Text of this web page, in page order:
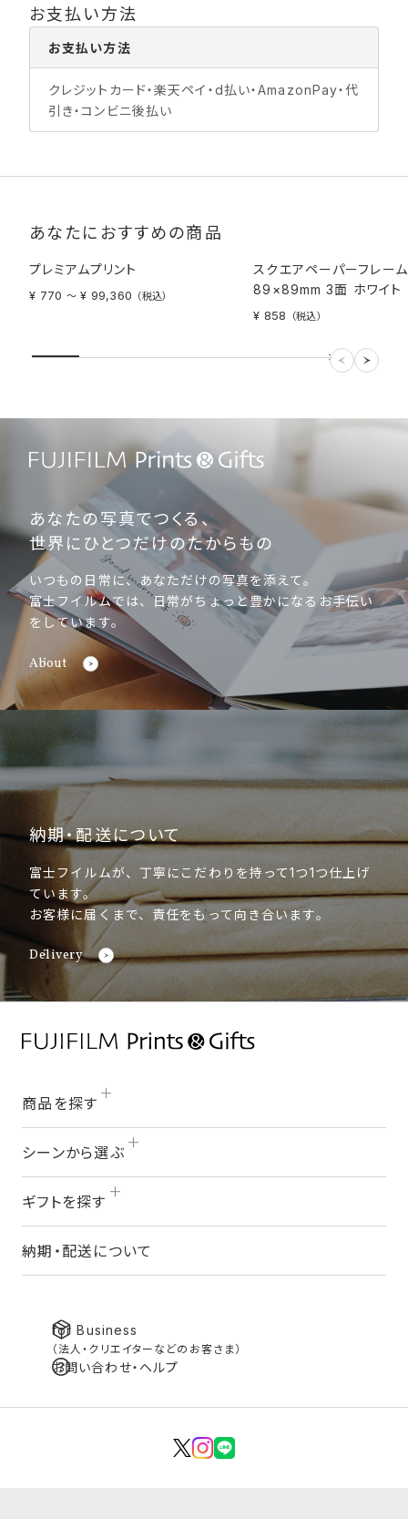
お支払い方法
お支払い方法
クレジットカード・楽天ペイ・d払い・AmazonPay・代
引き・コンビニ後払い
あなたにおすすめの商品
プレミアムプリント
¥ 770 〜 ¥ 99,360 （税込）
スクエアペーパーフレーム
89×89mm 3面 ホワイト
¥ 858 （税込）
あなたの写真でつくる、
世界にひとつだけのたからもの
いつもの日常に、あなただけの写真を添えて。
富士フイルムでは、日常がちょっと豊かになるお手伝い
をしています。
About
納期・配送について
富士フイルムが、丁寧にこだわりを持って1つ1つ仕上げ
ています。
お客様に届くまで、責任をもって向き合います。
Delivery
商品を探す
シーンから選ぶ
ギフトを探す
納期・配送について
for Business
（法人・クリエイターなどのお客さま）
お問い合わせ・ヘルプ